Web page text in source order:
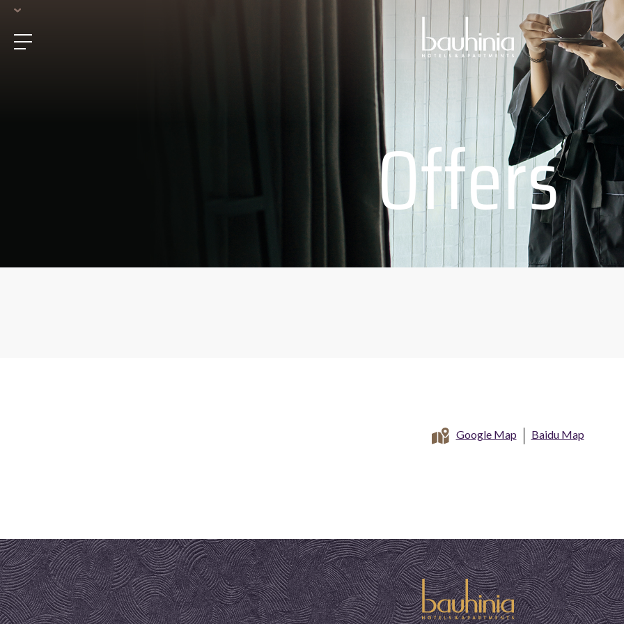
Offers
Google Map Baidu Map